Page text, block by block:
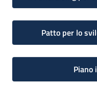
Patto per lo
Piano